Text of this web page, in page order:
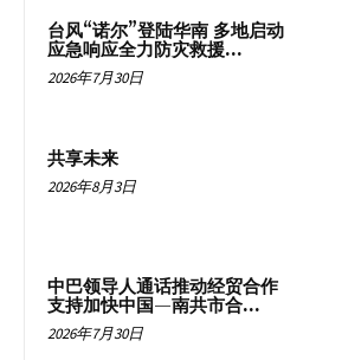
台风“诺尔”登陆华南 多地启动
应急响应全力防灾救援...
2026年7月30日
共享未来
2026年8月3日
中巴领导人通话推动经贸合作
支持加快中国—南共市合...
2026年7月30日